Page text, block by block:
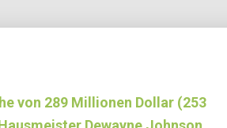
von 289 Millionen Dollar (253